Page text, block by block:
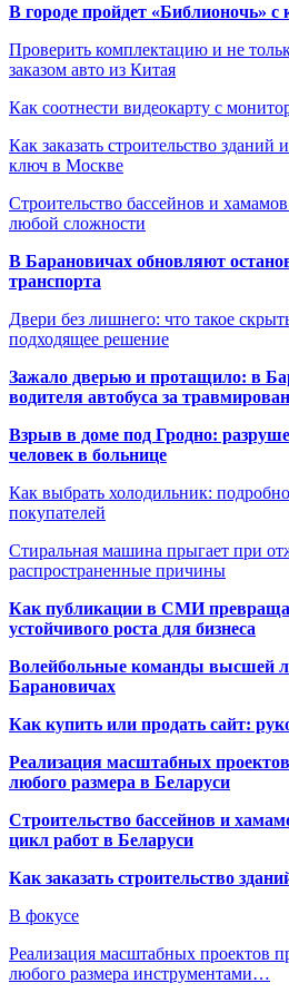
В городе пройдет «Библионочь» с
Проверить комплектацию и не
заказом авто из Китая
Как соотнести видеокарту с
Как заказать строительство зданий
ключ в Москве
Строительство бассейнов и
любой сложности
В Барановичах обновляют
транспорта
Двери без лишнего: что такое
подходящее решение
Зажало дверью и протащило: в
водителя автобуса за
Взрыв в доме под Гродно:
человек в больнице
Как выбрать холодильник:
покупателей
Стиральная машина прыгает при
распространенные причины
Как публикации в СМИ
устойчивого роста для бизнеса
Волейбольные команды высшей
Барановичах
Как купить или продать сайт:
Реализация масштабных
любого размера в Беларуси
Строительство бассейнов и
цикл работ в Беларуси
Как заказать строительство
В фокусе
Реализация масштабных проектов
любого размера инструментами…